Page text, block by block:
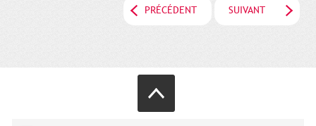
PRÉCÉDENT SUIVANT